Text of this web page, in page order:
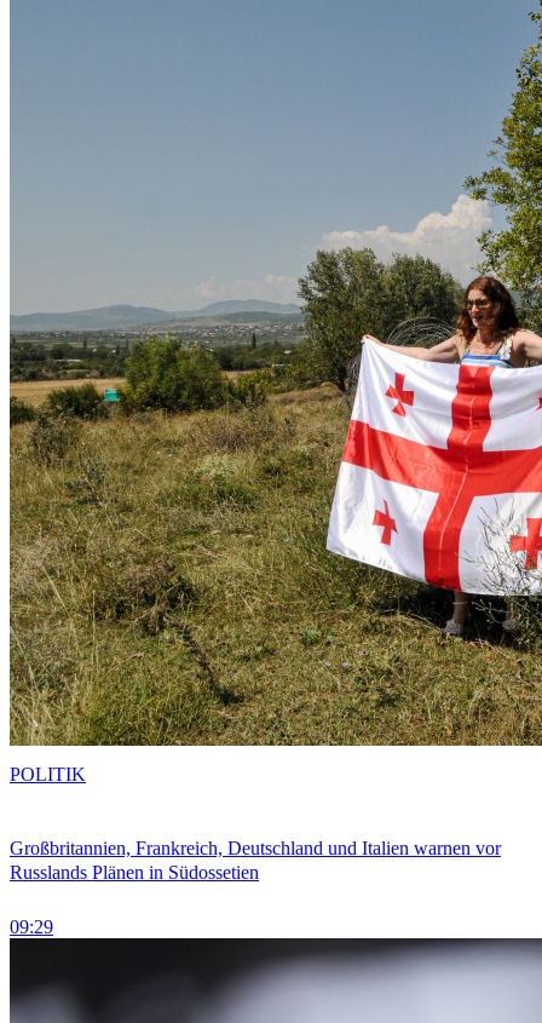
Großbritannien, Frankreich, Deutschland und Italien warnen vor
Russlands Plänen in Südossetien
09:29
POLITIK